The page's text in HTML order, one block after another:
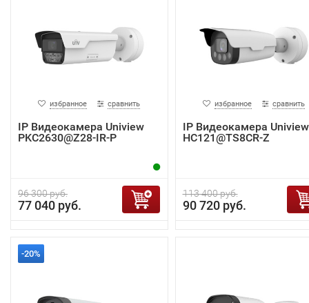
избранное сравнить
IP Видеокамера Uniview
PKC2630@Z28-IR-P
96 300 руб.
77 040 руб.
избранное сравнить
IP Видеокамера Uniview
HC121@TS8CR-Z
113 400 руб.
90 720 руб.
-20%